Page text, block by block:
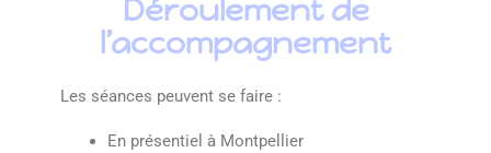
Déroulement de
l’accompagnement
Les séances peuvent se faire :
En présentiel à Montpellier